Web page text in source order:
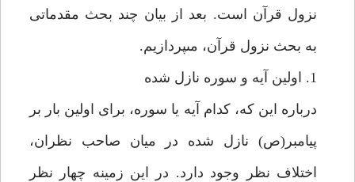
نزول قرآن است. بعد از بيان چند بحث مقدماتى
به بحث نزول قرآن، مى‏پردازيم.
1. اولين آيه و سوره نازل شده‏
درباره اين كه، كدام آيه يا سوره، براى اولين بار بر
پيامبر(ص) نازل شده در ميان صاحب نظران،
اختلاف نظر وجود دارد. در اين زمينه چهار نظر